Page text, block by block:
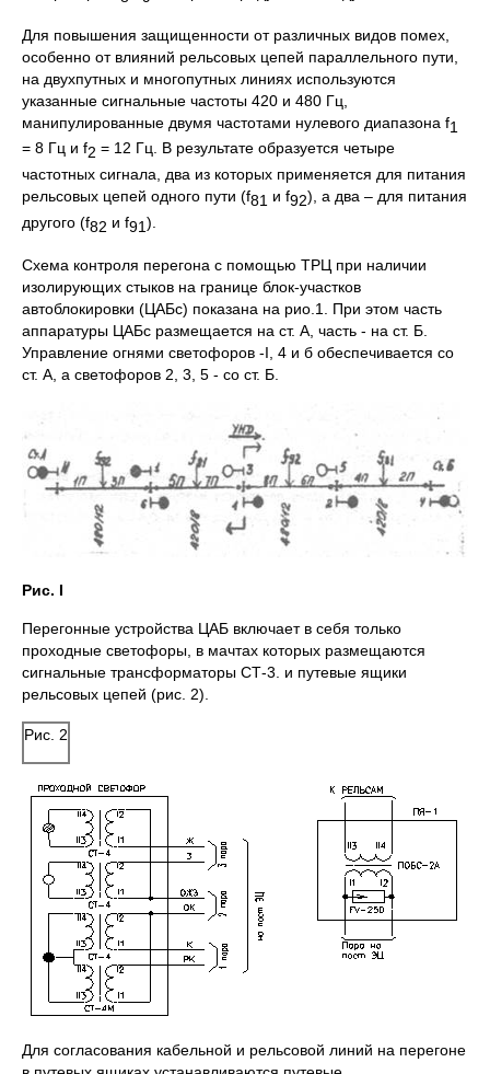
Для повышения защищенности от различных видов помех,
особенно от влияний рельсо­вых цепей параллельного пути,
на двухпутных и многопутных линиях используются
указанные сиг­нальные частоты 420 и 480 Гц,
манипулированные двумя частотами нулевого диапазона f1
= 8 Гц и f2 = 12 Гц. В результате образуется четыре
частотных сигнала, два из которых применя­ется для питания
рельсовых цепей одного пути (f81 и f92), а два – для питания
другого (f82 и f91).
Схема контроля перегона с помощью ТРЦ при наличии
изолирующих стыков на границе блок-участков
автоблокировки (ЦАБс) показана на рио.1. При этом часть
аппаратуры ЦАБс размещается на ст. А, часть - на ст. Б.
Управление огнями светофоров -I, 4 и б обеспечивается со
ст. А, а светофоров 2, 3, 5 - со ст. Б.
Рис. I
Перегонные устройства ЦАБ включает в себя только
проходные светофоры, в мачтах кото­рых размещаются
сигнальные трансформаторы СТ-3. и путевые ящики
рельсовых цепей (рис. 2).
Рис. 2
Для согласования кабельной и рельсовой линий на перегоне